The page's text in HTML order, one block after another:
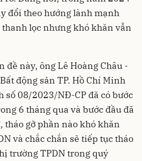
đổi theo hướng lành mạnh
lọc nhưng khó khăn vẫn
đề này, ông Lê Hoàng Châu -
động sản TP. Hồ Chí Minh
số 08/2023/NĐ-CP đã có bước
6 tháng qua và bước đầu đã
tháo gỡ phần nào khó khăn
và chắc chắn sẽ tiếp tục tháo
trường TPDN trong quý